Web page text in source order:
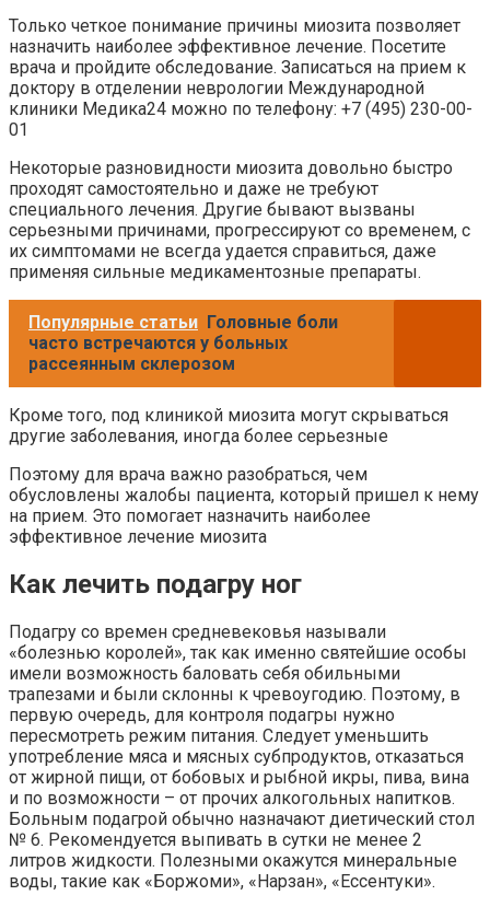
Только четкое понимание причины миозита позволяет
назначить наиболее эффективное лечение. Посетите
врача и пройдите обследование. Записаться на прием к
доктору в отделении неврологии Международной
клиники Медика24 можно по телефону: +7 (495) 230-00-
01
Некоторые разновидности миозита довольно быстро
проходят самостоятельно и даже не требуют
специального лечения. Другие бывают вызваны
серьезными причинами, прогрессируют со временем, с
их симптомами не всегда удается справиться, даже
применяя сильные медикаментозные препараты.
Популярные статьи Головные боли
часто встречаются у больных
рассеянным склерозом
Кроме того, под клиникой миозита могут скрываться
другие заболевания, иногда более серьезные
Поэтому для врача важно разобраться, чем
обусловлены жалобы пациента, который пришел к нему
на прием. Это помогает назначить наиболее
эффективное лечение миозита
Как лечить подагру ног
Подагру со времен средневековья называли
«болезнью королей», так как именно святейшие особы
имели возможность баловать себя обильными
трапезами и были склонны к чревоугодию. Поэтому, в
первую очередь, для контроля подагры нужно
пересмотреть режим питания. Следует уменьшить
употребление мяса и мясных субпродуктов, отказаться
от жирной пищи, от бобовых и рыбной икры, пива, вина
и по возможности – от прочих алкогольных напитков.
Больным подагрой обычно назначают диетический стол
№ 6. Рекомендуется выпивать в сутки не менее 2
литров жидкости. Полезными окажутся минеральные
воды, такие как «Боржоми», «Нарзан», «Ессентуки».